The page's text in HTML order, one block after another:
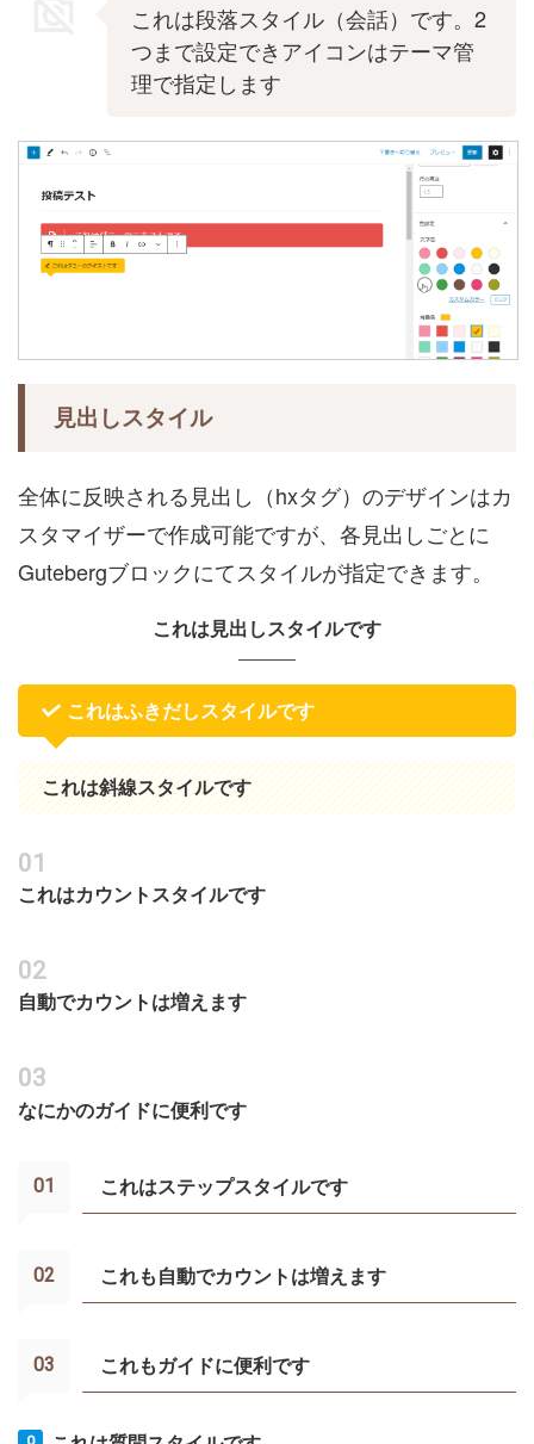
これは段落スタイル（会話）です。2
つまで設定できアイコンはテーマ管
理で指定します
見出しスタイル
全体に反映される見出し（hxタグ）のデザインはカ
スタマイザーで作成可能ですが、各見出しごとに
Gutebergブロックにてスタイルが指定できます。
これは見出しスタイルです
これはふきだしスタイルです
これは斜線スタイルです
これはカウントスタイルです
自動でカウントは増えます
なにかのガイドに便利です
これはステップスタイルです
これも自動でカウントは増えます
これもガイドに便利です